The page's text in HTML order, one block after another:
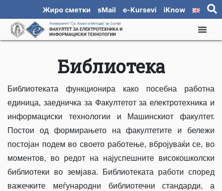
Жиро сметки sMail e-Kursevi iKnow
Библиотека
Библиотеката функционира како посебна работна
единица, заедничка за Факултетот за електротехника и
информациски технологии и Машинскиот факултет.
Постои од формирањето на факултетите и бележи
постојан подем во своето работење, вбројуваќи се, во
моментов, во редот на најуспешните високошколски
библиотеки во земјава. Библиотеката работи според
важечките меѓународни библиотечни стандарди, а